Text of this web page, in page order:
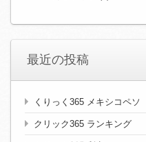
最近の投稿
くりっく365 メキシコペソ
クリック365 ランキング